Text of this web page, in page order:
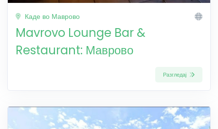
Каде во Маврово
Mavrovo Lounge Bar &
Restaurant: Маврово
Разгледај